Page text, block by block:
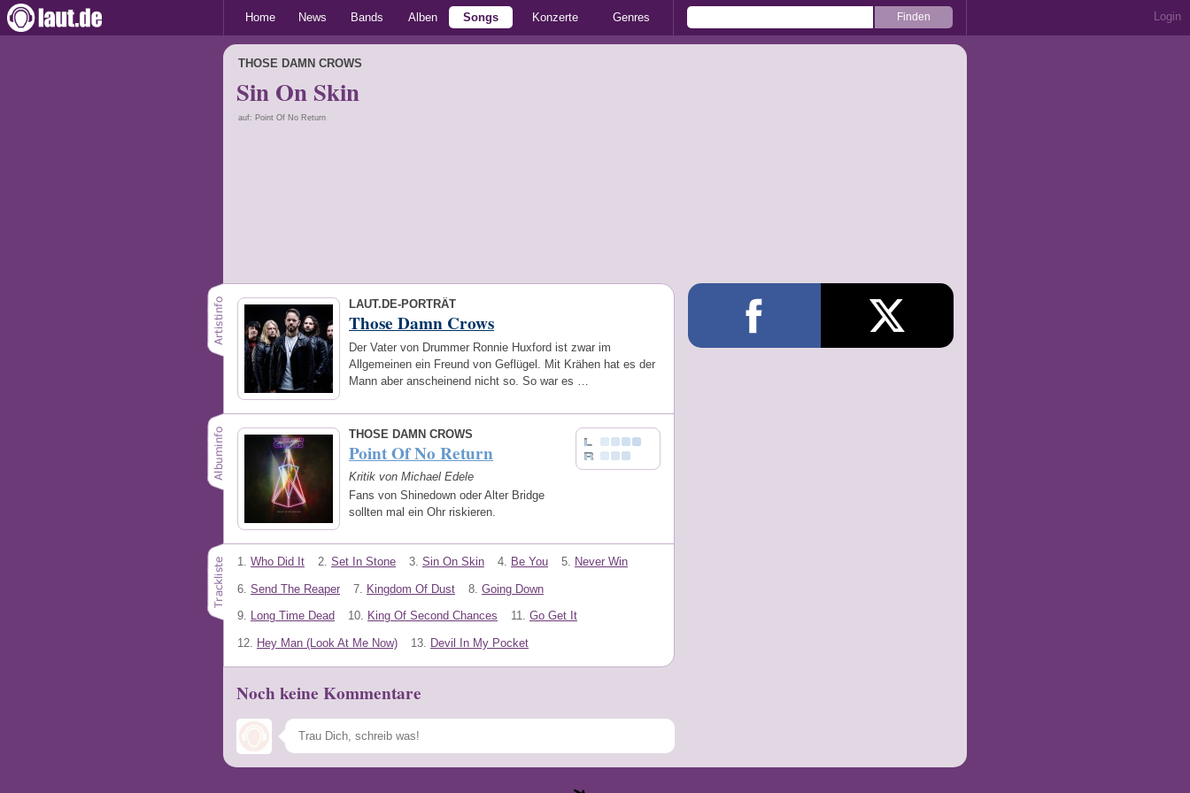
Home News Bands Alben Songs Konzerte Genres Login
THOSE DAMN CROWS
Sin On Skin
auf: Point Of No Return
LAUT.DE-PORTRÄT
Those Damn Crows
Der Vater von Drummer Ronnie Huxford ist zwar im
Allgemeinen ein Freund von Geflügel. Mit Krähen hat es der
Mann aber anscheinend nicht so. So war es …
THOSE DAMN CROWS
Point Of No Return
Kritik von Michael Edele
Fans von Shinedown oder Alter Bridge
sollten mal ein Ohr riskieren.
1. Who Did It 2. Set In Stone 3. Sin On Skin 4. Be You 5. Never Win
6. Send The Reaper 7. Kingdom Of Dust 8. Going Down
9. Long Time Dead 10. King Of Second Chances 11. Go Get It
12. Hey Man (Look At Me Now) 13. Devil In My Pocket
Noch keine Kommentare
Speichern